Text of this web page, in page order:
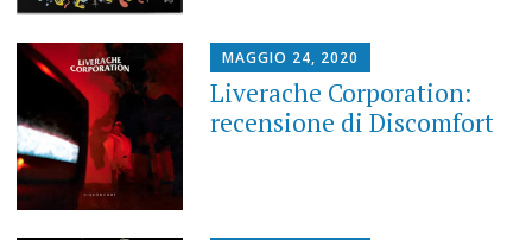
MAGGIO 24, 2020
Liverache Corporation:
recensione di Discomfort